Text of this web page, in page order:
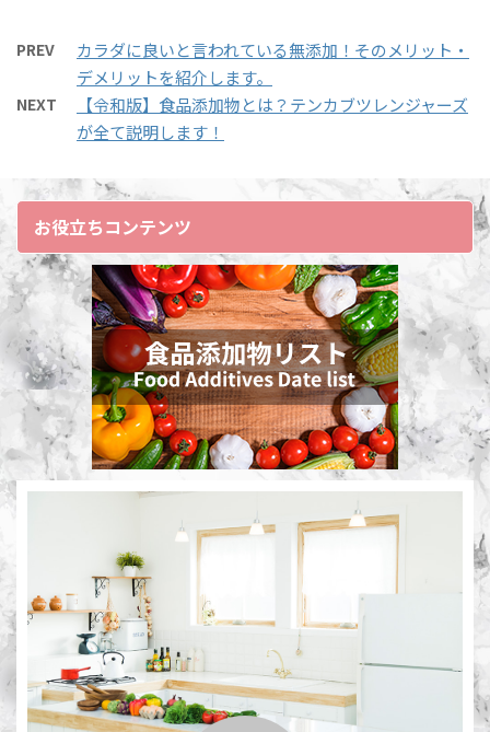
＝「無添加」 と、思われ
がちですが実は違いま
す。 & ...
170ml アガベシロップ
(は ...
クと思ってしまう人もい
ますが、実は完全別物で
す^^#植物由来#無添加
— ALISA (@IBLP_ALISA)
ーガニックと何が違う
の？」と、思う人も少な
くないはずです。 今回
は、その違いを明確に解
説させていただきます。
そもそもオーガニック
（有機栽培）とは オーガ
ニックを名乗るために設
けられ ...
せません。 間違ったダイ
して、「カロリーが低い
もの」を食べますが、そ
ランスです
タンパク
質、脂質、炭水化物をし
— ALISA (@IBLP_ALISA)
June 15, 2020 ツイート
の通り、カロリーだけを
気にしていても痩せませ
ん。 大切なのはバランス
です！ 今回はそ ...
PREV
カラダに良いと言われている無添加！そのメリット・
デメリットを紹介します。
NEXT
【令和版】食品添加物とは？テンカブツレンジャーズ
が全て説明します！
お役立ちコンテンツ